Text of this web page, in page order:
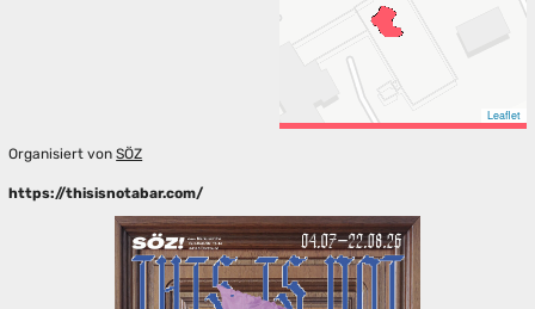
Leaflet
Organisiert vonSÖZ
https://thisisnotabar.com/